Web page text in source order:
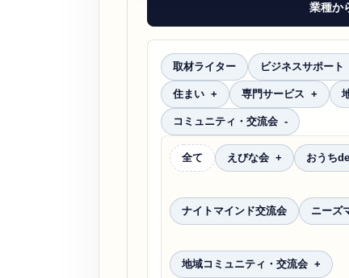
業種か
取材ライター ビジネスサポート
住まい 専門サービス
コミュニティ・交流会
全て えびな会 おうち
ナイトマインド交流会 ニーズ
地域コミュニティ・交流会